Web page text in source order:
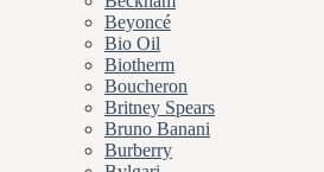
Beyoncé
Bio Oil
Biotherm
Boucheron
Britney Spears
Bruno Banani
Burberry